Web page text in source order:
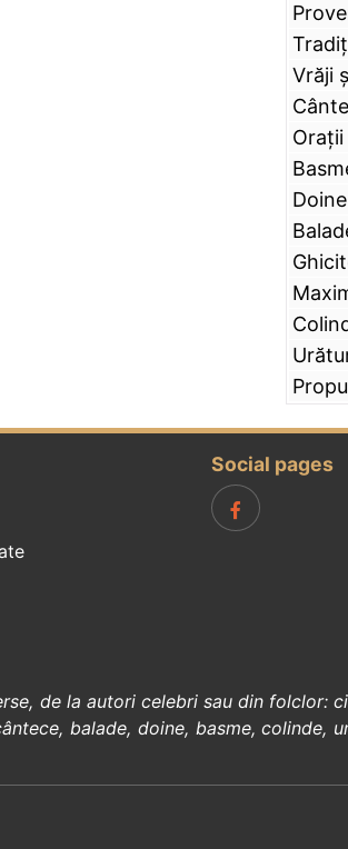
Vrăji
Doine
Social pages
de la autori celebrisau din folclor:
, balade, doine, basme,colinde,